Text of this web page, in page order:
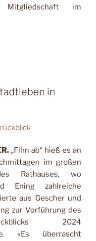
im
in
„Film ab“ hieß es an
im gro­ßen
Rathauses, wo
Ening zahlreiche
aus Gescher und
zur Vorfüh­rung des
2024
«Es über­rascht